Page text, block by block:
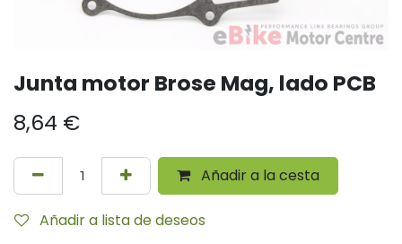
Junta motor Brose Mag, lado PCB
8,64 €
Añadir a la cesta
Añadir a lista de deseos